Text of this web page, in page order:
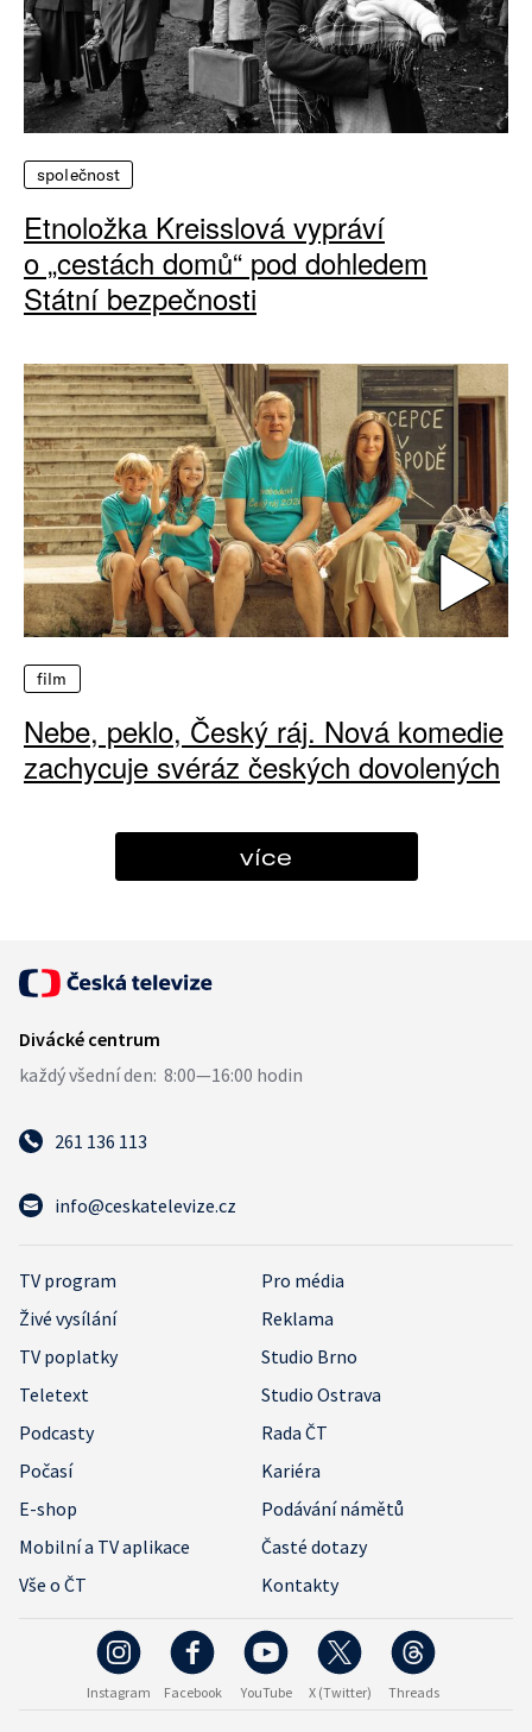
společnost
Etnoložka Kreisslová vypráví
o „cestách domů“ pod dohledem
Státní bezpečnosti
film
Nebe, peklo, Český ráj. Nová komedie
zachycuje svéráz českých dovolených
více
261 136 113
info@ceskatelevize.cz
TV program
Pro média
Živé vysílání
Reklama
TV poplatky
Studio Brno
Teletext
Studio Ostrava
Podcasty
Rada ČT
Počasí
Kariéra
E-shop
Podávání námětů
Mobilní a TV aplikace
Časté dotazy
Vše o ČT
Kontakty
Instagram Facebook YouTube X (Twitter) Threads